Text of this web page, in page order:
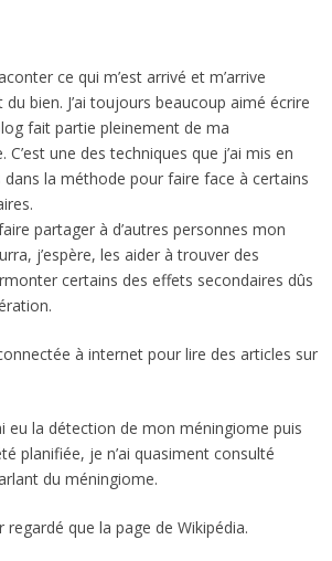
ce qui m’est arrivé et m’arrive
bien. J’ai toujours beaucoup aimé écrire
fait partie pleinement de ma
C’est une des techniques que j’ai mis en
dans la méthode pour faire face à certains
partager à d’autres personnes mon
j’espère, les aider à trouver des
certains des effets secondaires dûs
à internet pour lire des articles sur
eu la détection de mon méningiome puis
planifiée, je n’ai quasiment consulté
du méningiome.
regardé que la page de Wikipédia.